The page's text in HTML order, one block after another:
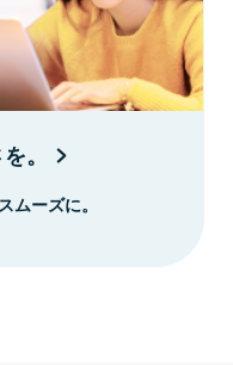
。
ムーズに。